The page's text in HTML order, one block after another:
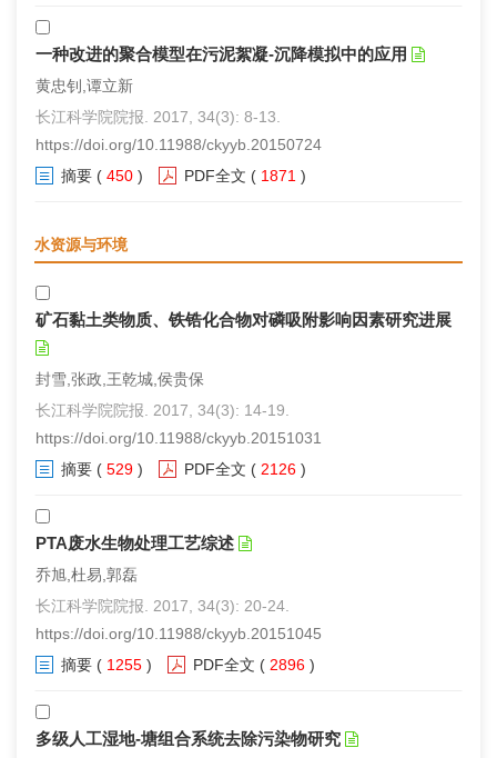
一种改进的聚合模型在污泥絮凝-沉降模拟中的应用
黄忠钊,谭立新
长江科学院院报. 2017, 34(3): 8-13.
https://doi.org/10.11988/ckyyb.20150724
摘要 ( 450 ) PDF全文 ( 1871 )
水资源与环境
矿石黏土类物质、铁锆化合物对磷吸附影响因素研究进展
封雪,张政,王乾城,侯贵保
长江科学院院报. 2017, 34(3): 14-19.
https://doi.org/10.11988/ckyyb.20151031
摘要 ( 529 ) PDF全文 ( 2126 )
PTA废水生物处理工艺综述
乔旭,杜易,郭磊
长江科学院院报. 2017, 34(3): 20-24.
https://doi.org/10.11988/ckyyb.20151045
摘要 ( 1255 ) PDF全文 ( 2896 )
多级人工湿地-塘组合系统去除污染物研究